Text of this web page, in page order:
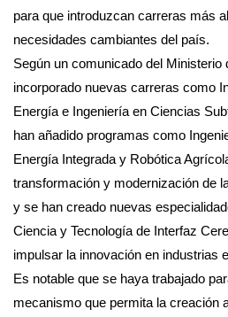
para que introduzcan carreras más
necesidades cambiantes del país.
Según un comunicado del Ministerio
incorporado nuevas carreras como
Energía e Ingeniería en Ciencias
han añadido programas como
Energía Integrada y Robótica
transformación y modernización de
y se han creado nuevas
Ciencia y Tecnología de Interfaz
impulsar la innovación en industrias
Es notable que se haya trabajado
mecanismo que permita la creación